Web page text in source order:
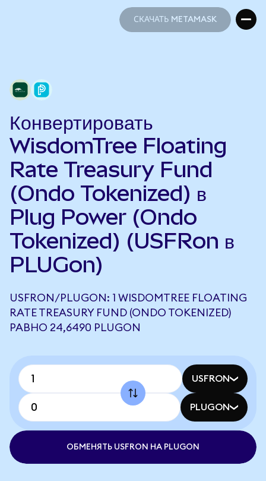
СКАЧАТЬ METAMASK
Конвертировать
WisdomTree Floating
Rate Treasury Fund
(Ondo Tokenized) в
Plug Power (Ondo
Tokenized) (USFRon в
PLUGon)
USFRON/PLUGON: 1 WISDOMTREE FLOATING
RATE TREASURY FUND (ONDO TOKENIZED)
РАВНО 24,6490 PLUGON
USFRON
PLUGON
ОБМЕНЯТЬ USFRON НА PLUGON